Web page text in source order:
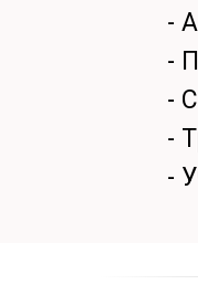
-
-
-
-
-